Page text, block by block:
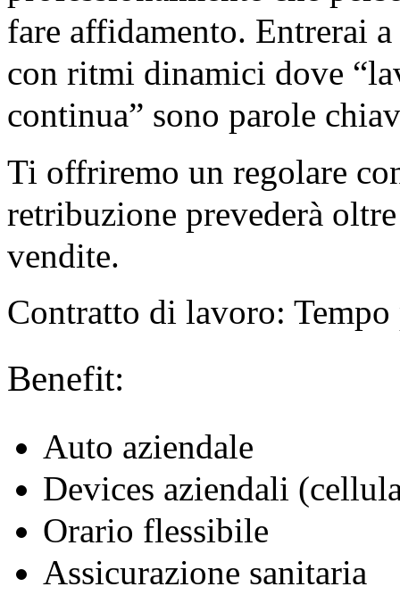
fare affidamento. Entrerai
con ritmi dinamici dove
continua” sono parole
Ti offriremo un regolare
retribuzione prevederà
vendite.
Contratto di lavoro: Tempo
Benefit:
Auto aziendale
Devices aziendali
Orario flessibile
Assicurazione sanitaria